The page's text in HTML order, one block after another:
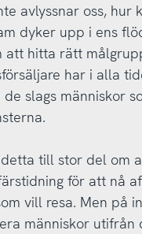
avlyssnar oss, hur
dyker upp i ens
hitta rätt
har i alla
slags människor
till stor del om
för att nå
vill resa. Men på
människor